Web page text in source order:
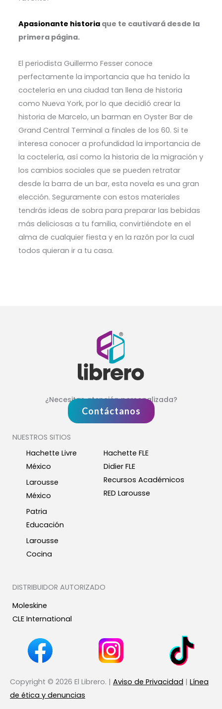
Apasionante historiaque te cautivará desde la
primera página.
El periodista Guillermo Fesser conoce
perfectamente la importancia que ha tenido la
coctelería en una ciudad tan llena de historia
como Nueva York, por lo que decidió crear la
historia de Marcelo, un barman en Oyster Bar de
Grand Central Terminal a finales de los 60. Si te
interesa conocer a profundidad la importancia de
la coctelería, así como la historia de la migración y
los cambios sociales que se pueden retratar
desde la barra de un bar, esta novela es una gran
elección. Seguramente con estos materiales
tendrás ideas de sobra para preparar las bebidas
más deliciosas a tu familia, convirtiéndote en el
alma de cualquier fiesta y en la razón por la cual
todos quieran ir a tu casa.
¿Necesitas atención personalizada?
Contáctanos
NUESTROS SITIOS
Hachette Livre
México
Larousse
México
Patria
Educación
Larousse
Cocina
Hachette FLE
Didier FLE
Recursos Académicos
RED Larousse
DISTRIBUIDOR AUTORIZADO
Moleskine
CLE International
Copyright © 2026 El Librero. | Aviso de Privacidad | Línea
de ética y denuncias